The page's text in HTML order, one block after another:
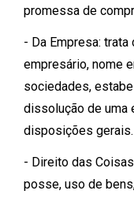
promessa de
- Da Empresa:
empresário, nome
sociedades,
dissolução de uma
disposições gerais.
- Direito das
posse, uso de